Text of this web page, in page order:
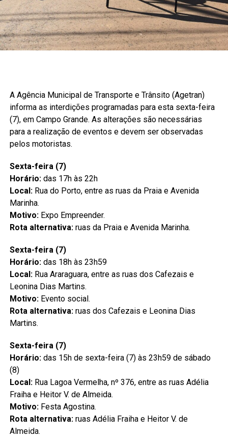
A Agência Municipal de Transporte e Trânsito (Agetran)
informa as interdições programadas para esta sexta-feira
(7), em Campo Grande. As alterações são necessárias
para a realização de eventos e devem ser observadas
pelos motoristas.
Sexta-feira (7)
Horário:das 17h às 22h
Local:Rua do Porto, entre as ruas da Praia e Avenida
Marinha.
Motivo:Expo Empreender.
Rota alternativa:ruas da Praia e Avenida Marinha.
Sexta-feira (7)
Horário:das 18h às 23h59
Local:Rua Araraguara, entre as ruas dos Cafezais e
Leonina Dias Martins.
Motivo:Evento social.
Rota alternativa:ruas dos Cafezais e Leonina Dias
Martins.
Sexta-feira (7)
Horário:das 15h de sexta-feira (7) às 23h59 de sábado
(8)
Local:Rua Lagoa Vermelha, nº 376, entre as ruas Adélia
Fraiha e Heitor V. de Almeida.
Motivo:Festa Agostina.
Rota alternativa:ruas Adélia Fraiha e Heitor V. de
Almeida.